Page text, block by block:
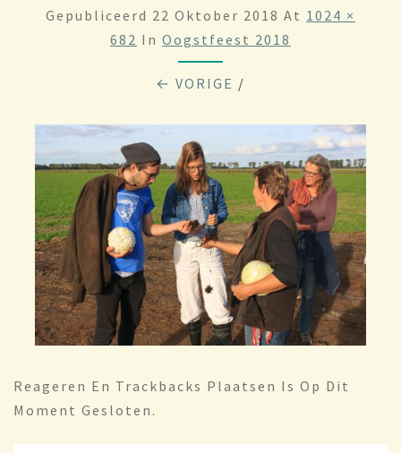
Gepubliceerd 22 Oktober 2018 At 1024 ×
682 In Oogstfeest 2018
← VORIGE /
Reageren En Trackbacks Plaatsen Is Op Dit
Moment Gesloten.